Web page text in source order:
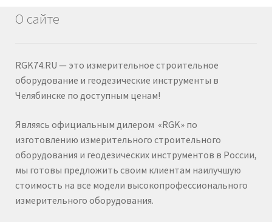
О сайте
RGK74.RU — это измерительное строительное
оборудование и геодезические инструменты в
Челябинске по доступным ценам!
Являясь официальным дилером «RGK» по
изготовлению измерительного строительного
оборудования и геодезических инструментов в России,
мы готовы предложить своим клиентам наилучшую
стоимость на все модели высокопрофессионального
измерительного оборудования.